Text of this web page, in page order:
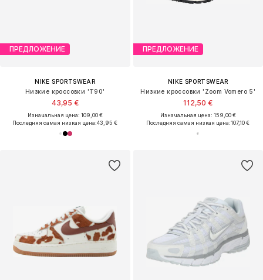
ПРЕДЛОЖЕНИЕ
NIKE SPORTSWEAR
Низкие кроссовки 'T90'
43,95 €
Изначальная цена: 109,00 €
Последняя самая низкая цена:43,95 €
ПРЕДЛОЖЕНИЕ
NIKE SPORTSWEAR
Низкие кроссовки 'Zoom Vomero 5'
112,50 €
Изначальная цена: 159,00 €
Последняя самая низкая цена:107,10 €